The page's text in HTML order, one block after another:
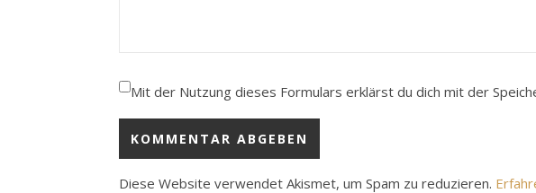
Mit der Nutzung dieses Formulars erklärst du dich mit der
Diese Website verwendet Akismet, um Spam zu reduzieren.